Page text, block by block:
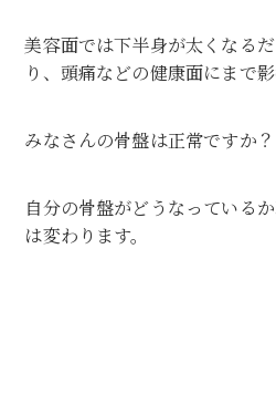
美容面では下半身が太くなる
り、頭痛などの健康面にまで影
みなさんの骨盤は正常ですか？
自分の骨盤がどうなっている
は変わります。